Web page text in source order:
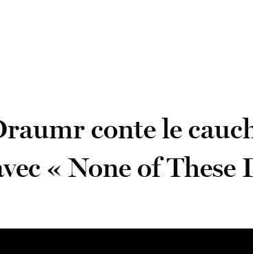
conte le
« None of These